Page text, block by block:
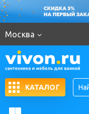
Москва
КАТАЛОГ